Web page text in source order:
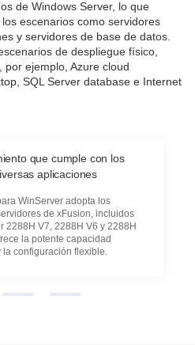
de Windows Server, lo que
escenarios como servidores
y servidores de base de datos.
de despliegue físico,
ejemplo, Azure cloud
SQL Server database e Internet
que cumple con los
aplicaciones
WinServer adopta los
de xFusion, incluidos
2288H V7, 2288H V6 y 2288H
la potente capacidad
la configuración flexible.